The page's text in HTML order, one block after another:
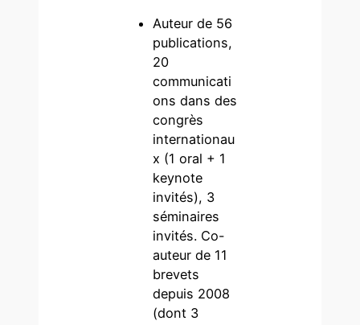
Auteur de 56
publications,
20
communicati
ons dans des
congrès
internationau
x (1 oral + 1
keynote
invités), 3
séminaires
invités. Co-
auteur de 11
brevets
depuis 2008
(dont 3